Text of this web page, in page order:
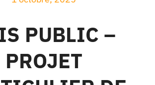
PUBLIC –
PROJET